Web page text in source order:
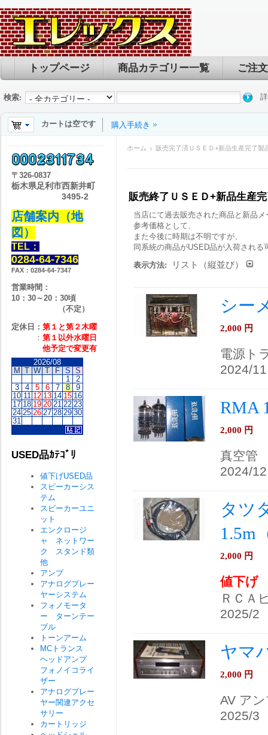
トップページ 商品カテゴリー一覧 ご注
検索:
カートは空です 購入手続き
ホーム 販売完了済ＵＳＥＤ+新品生産完了製
販売終了ＵＳＥＤ+新品生産
当店にて過去販売された商品と新品
参考価格として、
また今後に時期は不明ですが、
同系統の商品がUSED品が入荷される
表示方法:
リスト（縦並び）
シー
2,000 円
電源ト
2024/11
RMA
2,000 円
真空管
2024/12
タツ
1.5m
2,000 円
値下げ
ＲＣＡ
2025/2
ヤマ
2,000 円
AV ア
2025/3
〒 326-0837
栃木県足利市西新井町
3495-2
店舗案内（地
図）
TEL：
0284-64-7346
FAX：0284-64-7347
営業時間：
10：30～20：30頃
（不定）
定休日： 第１と第２木曜
： 第１以外水曜日
他予定で変更有
2026/08
M T W T F S S
1
2
3
4 5 6 7 8
9
10 11 12 13 14 15 16
17 18 19 20 21 22 23
24 25 26 27 28 29 30
31
USED品ｶﾃｺﾞﾘ
値下げUSED品
スピーカーシス
テム
スピーカーユニ
ット
エンクロージ
ャ ネットワー
ク スタンド類
他
アンプ
アナログプレー
ヤーシステム
フォノモータ
ー ターンテー
ブル
トーンアーム
MCトランス
ヘッドアンプ
フォノイコライ
ザー
アナログプレー
ヤー関連アクセ
サリー
カートリッジ